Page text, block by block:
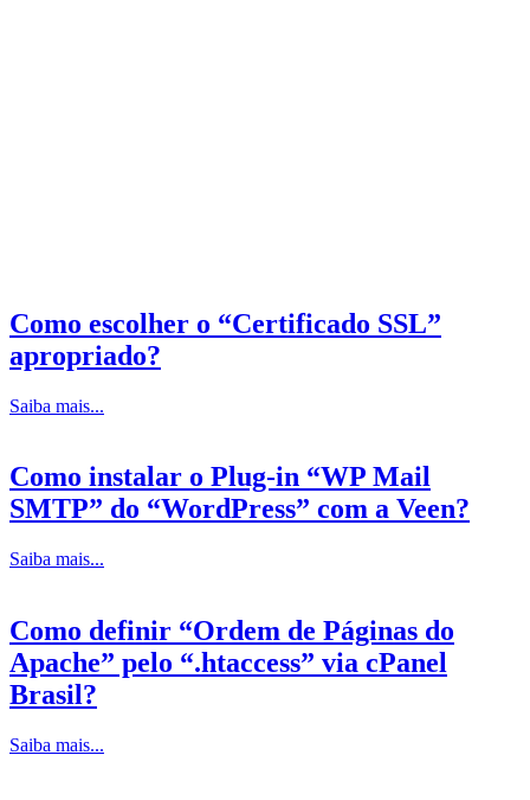
Como escolher o “Certificado SSL”
apropriado?
Saiba mais...
Como instalar o Plug-in “WP Mail
SMTP” do “WordPress” com a Veen?
Saiba mais...
Como definir “Ordem de Páginas do
Apache” pelo “.htaccess” via cPanel
Brasil?
Saiba mais...